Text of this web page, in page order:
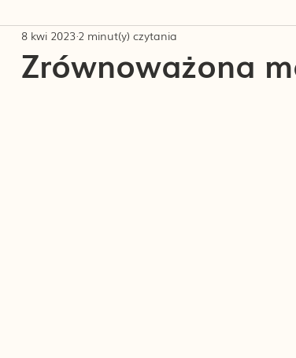
Zrównoważona
8 kwi 2023 2 minut(y) czytania